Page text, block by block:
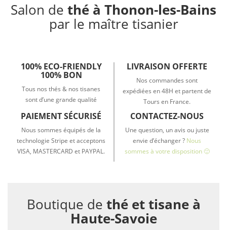
Salon de thé à Thonon-les-Bains
par le maître tisanier
100% ECO-FRIENDLY
100% BON
Tous nos thés & nos tisanes
sont d’une grande qualité
LIVRAISON OFFERTE
Nos commandes sont
expédiées en 48H et partent de
Tours en France.
PAIEMENT SÉCURISÉ
Nous sommes équipés de la
technologie Stripe et acceptons
VISA, MASTERCARD et PAYPAL.
CONTACTEZ-NOUS
Une question, un avis ou juste
envie d’échanger ? Nous
sommes à votre disposition 🙂
Boutique de thé et tisane à
Haute-Savoie